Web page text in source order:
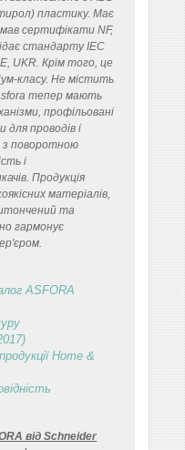
пластику. Має
сертифікати NF,
стандарту IEC
UKR. Крім того, це
класу. Не містить
тепер мають
профільовані
проводів і
з поворотною
і
Продукція
матеріалів,
та
гармонує
ASFORA
Home &
від Schneider